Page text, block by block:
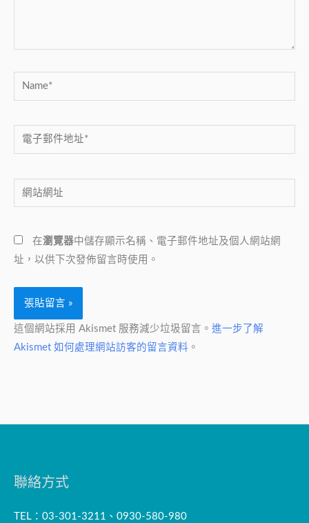
Name*
電
子
件
地
*
網
站
址
在瀏覽器中儲存顯示名稱、電子郵件地址及個人網站網
址，以供下次發佈留言時使用。
這個網站採用 Akismet 服務減少垃圾留言。 進一步了解
Akismet 如何處理網站訪客的留言資料 。
聯絡方式
TEL：03-301-3211、0930-580-980